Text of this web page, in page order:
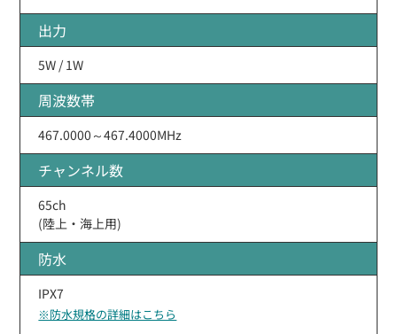
出力
5W / 1W
周波数帯
467.0000～467.4000MHz
チャンネル数
65ch
(陸上・海上用)
防水
IPX7
※防水規格の詳細はこちら